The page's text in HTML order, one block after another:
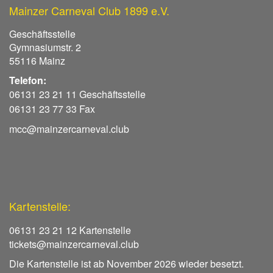
Mainzer Carneval Club 1899 e.V.
Geschäftsstelle
Gymnasiumstr. 2
55116 Mainz
Telefon:
06131 23 21 11 Geschäftsstelle
06131 23 77 33 Fax
mcc@mainzercarneval.club
Kartenstelle:
06131 23 21 12 Kartenstelle
tickets@mainzercarneval.club
Die Kartenstelle ist ab November 2026 wieder besetzt.